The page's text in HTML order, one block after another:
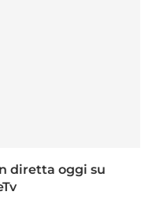
diretta oggi su